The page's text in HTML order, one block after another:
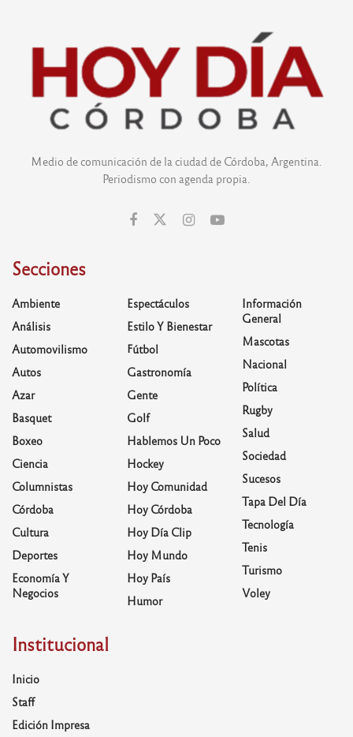
Medio de comunicación de la ciudad de Córdoba, Argentina.
Periodismo con agenda propia.
Secciones
Ambiente
Análisis
Automovilismo
Autos
Azar
Basquet
Boxeo
Ciencia
Columnistas
Córdoba
Cultura
Deportes
Economía Y
Negocios
Espectáculos
Estilo Y Bienestar
Fútbol
Gastronomía
Gente
Golf
Hablemos Un Poco
Hockey
Hoy Comunidad
Hoy Córdoba
Hoy Día Clip
Hoy Mundo
Hoy País
Humor
Información
General
Mascotas
Nacional
Política
Rugby
Salud
Sociedad
Sucesos
Tapa Del Día
Tecnología
Tenis
Turismo
Voley
Institucional
Inicio
Staff
Edición Impresa